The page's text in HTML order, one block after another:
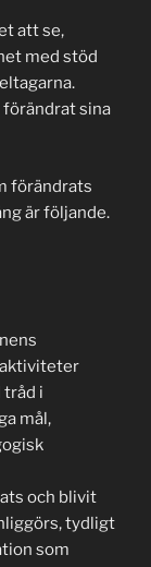
att se,
med stöd
sina
förändrats
är följande.
tråd i
mål,
och blivit
tydligt
som